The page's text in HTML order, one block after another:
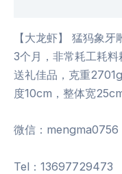
【大龙虾】 猛犸象
3个月，非常耗工耗
送礼佳品，克重
度10cm，整体宽
微信：mengma0756
Tel：13697729473